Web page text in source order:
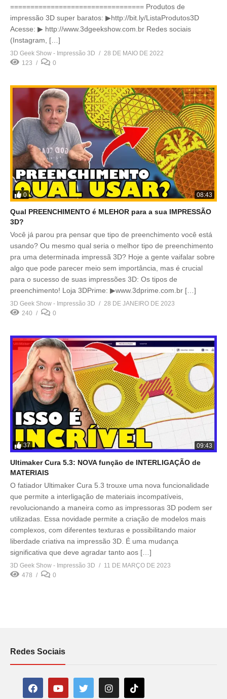
================================= Produtos de
impressão 3D super baratos: ▶http://bit.ly/ListaProdutos3D
Acesse: ▶ http://www.3dgeekshow.com.br Redes sociais
(Instagram, […]
3D Geek Show - Impressão 3D
28 DE MAIO DE 2022
123
0
0 08:43
Qual PREENCHIMENTO é MLEHOR para a sua IMPRESSÃO
3D?
Você já parou pra pensar que tipo de preenchimento você está
usando? Ou mesmo qual seria o melhor tipo de preenchimento
pra uma determinada impressã 3D? Hoje a gente vaifalar sobre
algo que pode parecer meio sem importância, mas é crucial
para o sucesso de suas impressões 3D: Os tipos de
preenchimento! Loja 3DPrime: ▶www.3dprime.com.br […]
3D Geek Show - Impressão 3D
28 DE JANEIRO DE 2023
240
0
37 09:43
Ultimaker Cura 5.3: NOVA função de INTERLIGAÇÃO de
MATERIAIS
O fatiador Ultimaker Cura 5.3 trouxe uma nova funcionalidade
que permite a interligação de materiais incompatíveis,
revolucionando a maneira como as impressoras 3D podem ser
utilizadas. Essa novidade permite a criação de modelos mais
complexos, com diferentes texturas e possibilitando maior
liberdade criativa na impressão 3D. É uma mudança
significativa que deve agradar tanto aos […]
3D Geek Show - Impressão 3D
11 DE MARÇO DE 2023
478
0
Redes Sociais